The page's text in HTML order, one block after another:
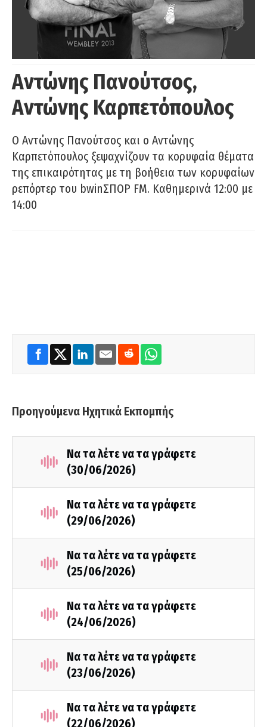
Αντώνης Πανούτσος,
Αντώνης Καρπετόπουλος
Ο Αντώνης Πανούτσος και ο Αντώνης
Καρπετόπουλος ξεψαχνίζουν τα κορυφαία θέματα
της επικαιρότητας με τη βοήθεια των κορυφαίων
ρεπόρτερ του bwinΣΠΟΡ FM. Καθημερινά 12:00 με
14:00
Προηγούμενα Ηχητικά Εκπομπής
Να τα λέτε να τα γράφετε
(30/06/2026)
Να τα λέτε να τα γράφετε
(29/06/2026)
Να τα λέτε να τα γράφετε
(25/06/2026)
Να τα λέτε να τα γράφετε
(24/06/2026)
Να τα λέτε να τα γράφετε
(23/06/2026)
Να τα λέτε να τα γράφετε
(22/06/2026)